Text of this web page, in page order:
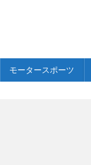
モータースポーツ